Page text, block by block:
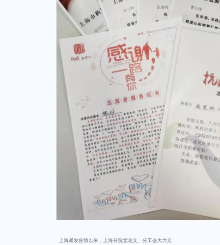
上海暴发疫情以来，上海分院党总支、分工会大力支